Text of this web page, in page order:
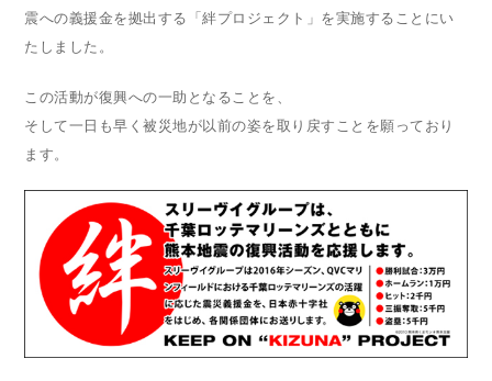
震への義援金を拠出する「絆プロジェクト」を実施することにい
たしました。
この活動が復興への一助となることを、
そして一日も早く被災地が以前の姿を取り戻すことを願っており
ます。